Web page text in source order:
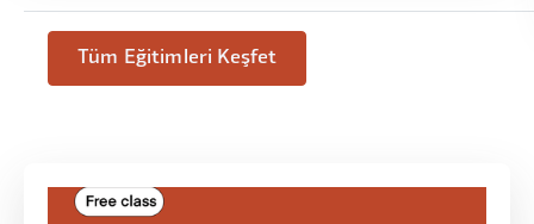
Tüm Eğitimleri Keşfet